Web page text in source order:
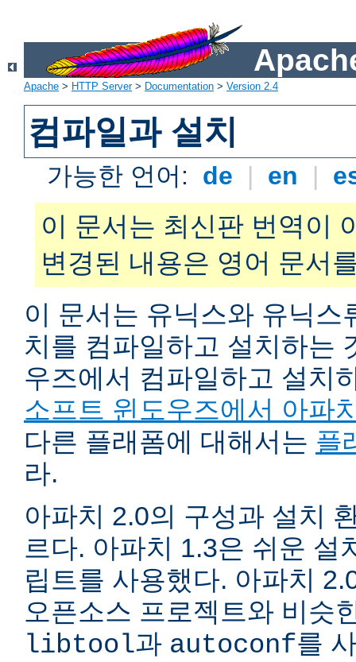
Apache > HTTP Server> Documentation > Version 2.4
컴파일과 설치
가능한 언어: de | en |
이 문서는 최신판 번역이
변경된 내용은 영어 문서
이 문서는 유닉스와 유닉스
치를 컴파일하고 설치하는
우즈에서 컴파일하고 설치
소프트 윈도우즈에서 아파
다른 플래폼에 대해서는 플
라.
아파치 2.0의 구성과 설치
르다. 아파치 1.3은 쉬운 설
립트를 사용했다. 아파치
오픈소스 프로젝트와 비슷
libtool과 autoconf를